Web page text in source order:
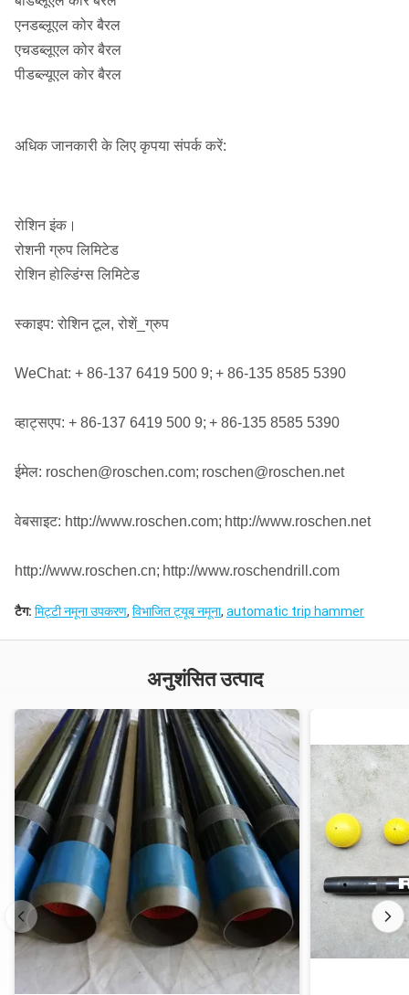
एनडब्लूएल कोर बैरल
एचडब्लूएल कोर बैरल
पीडब्ल्यूएल कोर बैरल
अधिक जानकारी के लिए कृपया संपर्क करें:
रोशिन इंक।
रोशनी ग्रुप लिमिटेड
रोशिन होल्डिंग्स लिमिटेड
स्काइप: रोशिन टूल, रोशें_ग्रुप
WeChat: + 86-137 6419 500 9; + 86-135 8585 5390
व्हाट्सएप: + 86-137 6419 500 9; + 86-135 8585 5390
ईमेल: roschen@roschen.com; roschen@roschen.net
वेबसाइट: http://www.roschen.com; http://www.roschen.net
http://www.roschen.cn; http://www.roschendrill.com
टैग: मिट्टी नमूना उपकरण, विभाजित ट्यूब नमूना, automatic trip hammer
अनुशंसित उत्पाद